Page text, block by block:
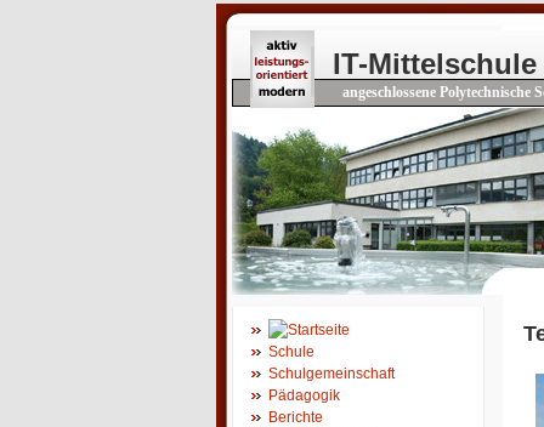
IT-Mittelschule
angeschlossene Polytechnische
Schule
Schulgemeinschaft
Pädagogik
Berichte